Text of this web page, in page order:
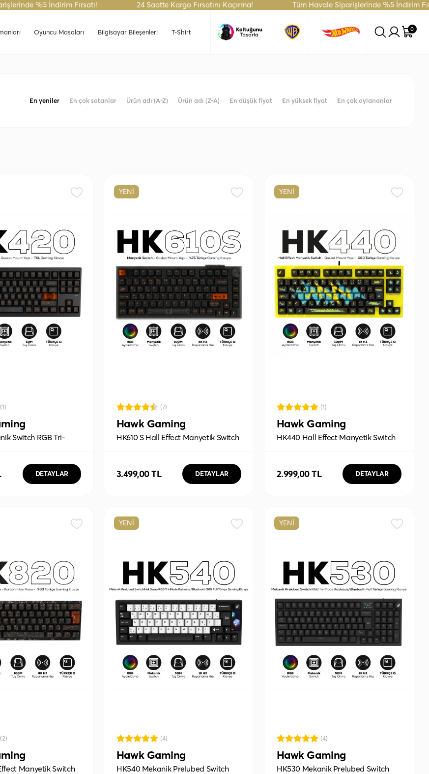
%5 İndirim Fırsatı! 24 Saatte Kargo Fırsatını Kaçırma! Tüm Havale Siparişlerinde %5 İndirim Fırsatı!
Oyuncu Masaları Bilgisayar Bileşenleri T-Shirt 0
En yeniler En çok satanlar Ürün adı (A-Z) Ürün adı (Z-A) En düşük fiyat En yüksek fiyat En çok oylananlar
(1)
Switch RGB Tri-
DETAYLAR
YENİ
(7)
Hawk Gaming
HK610 S Hall Effect Manyetik Switch
3.499,00 TL DETAYLAR
YENİ
(1)
Hawk Gaming
HK440 Hall Effect Manyetik Switch
2.999,00 TL DETAYLAR
(2)
Manyetik Switch
YENİ
(4)
Hawk Gaming
HK540 Mekanik Prelubed Switch
YENİ
(4)
Hawk Gaming
HK530 Mekanik Prelubed Switch